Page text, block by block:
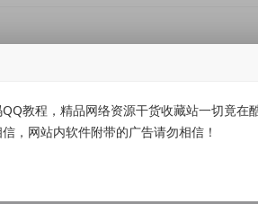
教程，精品网络资源干货收藏站一切竟
，网站内软件附带的广告请勿相信！